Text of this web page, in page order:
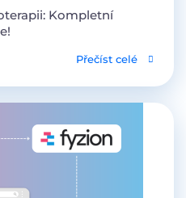
Kompletní
Přečíst celé